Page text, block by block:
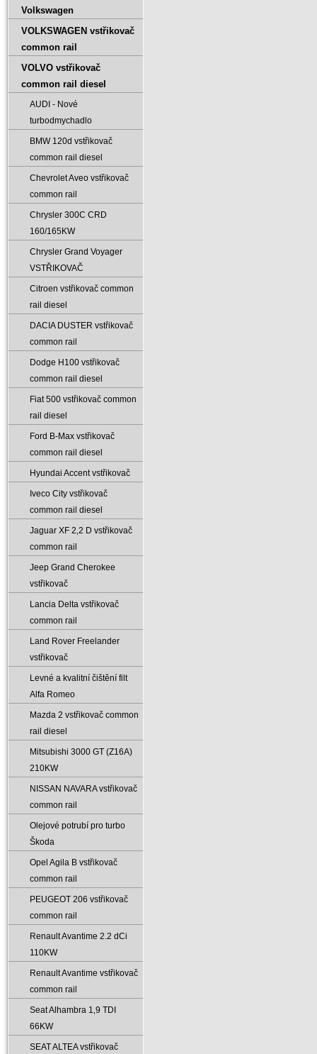
Volkswagen
VOLKSWAGEN vstřikovač
common rail
VOLVO vstřikovač
common rail diesel
AUDI - Nové
turbodmychadlo
BMW 120d vstřikovač
common rail diesel
Chevrolet Aveo vstřikovač
common rail
Chrysler 300C CRD
160/165KW
Chrysler Grand Voyager
VSTŘIKOVAČ
Citroen vstřikovač common
rail diesel
DACIA DUSTER vstřikovač
common rail
Dodge H100 vstřikovač
common rail diesel
Fiat 500 vstřikovač common
rail diesel
Ford B-Max vstřikovač
common rail diesel
Hyundai Accent vstřikovač
Iveco City vstřikovač
common rail diesel
Jaguar XF 2‚2 D vstřikovač
common rail
Jeep Grand Cherokee
vstřikovač
Lancia Delta vstřikovač
common rail
Land Rover Freelander
vstřikovač
Levné a kvalitní čištění filt
Alfa Romeo
Mazda 2 vstřikovač common
rail diesel
Mitsubishi 3000 GT (Z16A)
210KW
NISSAN NAVARA vstřikovač
common rail
Olejové potrubí pro turbo
Škoda
Opel Agila B vstřikovač
common rail
PEUGEOT 206 vstřikovač
common rail
Renault Avantime 2.2 dCi
110KW
Renault Avantime vstřikovač
common rail
Seat Alhambra 1‚9 TDI
66KW
SEAT ALTEA vstřikovač